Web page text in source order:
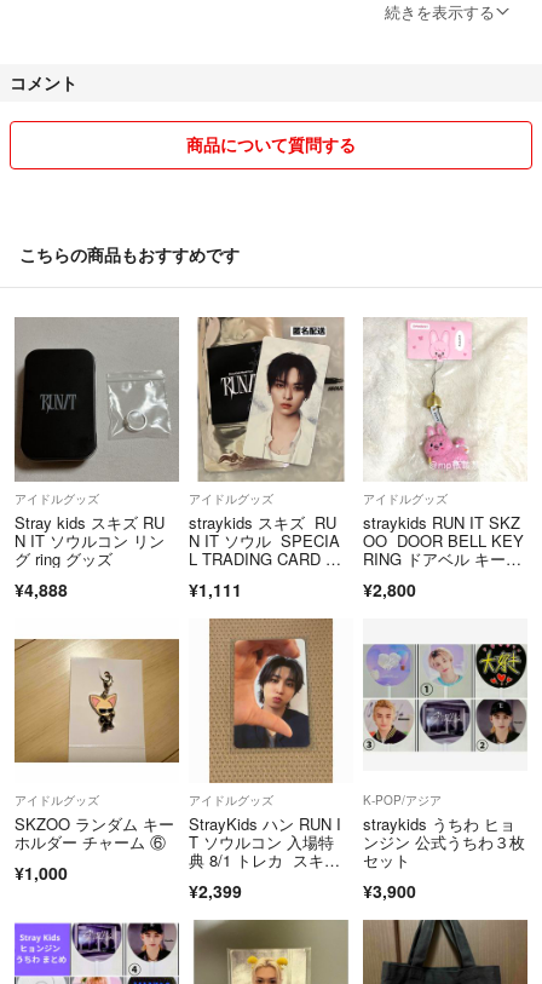
お早めにお買い求めくださいませ。
即購入していただいて構いません！
こちらからメッセージを送ることもございますが、最低限のやり取りを
ご希望されている方も多くいらっしゃると思いますので、挨拶に関する
まとめ買いも大歓迎です！！( ¨̮ )
K-POPトレカ、生写真は全て自引きした公式のものとなります！非公
式（韓流ショップ）のものはございません。
★Stray Kids 多数出品中！
★SUPER★DRAGONグッズ多数出品中！
★田中洸希メイン CD・生写真 2017-2020年
★King ＆ Prince
★WEST. など
ぜひショップ内をご覧くださいませ♪
言葉遣いは一切失礼のないように致します！
お互いが気持ちの良いお取引を行えるよう心掛けます^-^
評価について、CDが割れているとのことでしたが、プチプチの緩衝材
をしっかり巻いて発送しており、割れないよう毎度注意しております。
また、今後も絶対お品物は割れないように、より一層注意して梱包致し
ますので、よろしくお願い致します。
〈注意〉
●喫煙者、ペットはおりません。
続きを表示する
コメント
商品について質問する
こちらの商品もおすすめです
アイドルグッズ
Stray kids スキズ RU
N IT ソウルコン リン
グ ring グッズ
¥4,888
アイドルグッズ
straykids スキズ RU
N IT ソウル SPECIA
L TRADING CARD ラ
¥1,111
アイドルグッズ
straykids RUN IT SKZ
OO DOOR BELL KEY
RING ドアベル キーリ
ビン
¥2,800
アイドルグッズ
SKZOO ランダム キー
ホルダー チャーム ⑥
¥1,000
アイドルグッズ
StrayKids ハン RUN I
T ソウルコン 入場特
典 8/1 トレカ スキ
ン STAY
¥2,399
K-POP/アジア
straykids うちわ ヒョ
ンジン 公式うちわ３枚
セット
¥3,900